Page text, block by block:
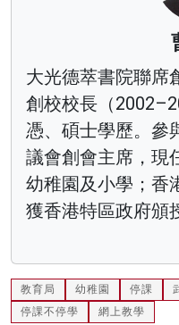
大光德萃書院聯席
創校校長（
憑、碩士學歷。參
議會創會主席，現
幼稚園及小學；香
獲香港特區政府頒
教育局 幼稚園 停課
停課不停學
網上教學